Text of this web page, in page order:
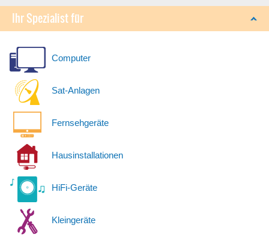
Ihr Spezialist für
Computer
Sat-Anlagen
Fernsehgeräte
Hausinstallationen
HiFi-Geräte
Kleingeräte